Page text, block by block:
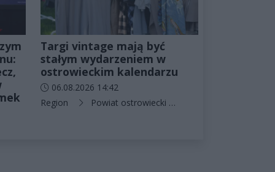
Targi vintage mają być
stałym wydarzeniem w
ostrowieckim kalendarzu
Data dodania artykułu:
06.08.2026 14:42
Kategorie artykułu:
Region Powiat ostrowiecki